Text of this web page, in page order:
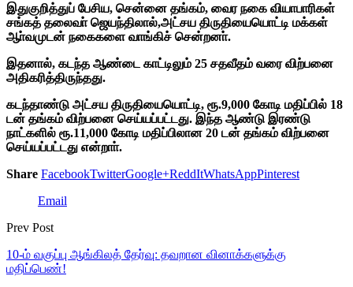
இதுகுறித்துப் பேசிய, சென்னை தங்கம், வைர நகை வியாபாரிகள்
சங்கத் தலைவா் ஜெயந்திலால்,அட்சய திருதியையொட்டி மக்கள்
ஆா்வமுடன் நகைகளை வாங்கிச் சென்றனா்.
இதனால், கடந்த ஆண்டை காட்டிலும் 25 சதவீதம் வரை விற்பனை
அதிகரித்திருந்தது.
கடந்தாண்டு அட்சய திருதியையொட்டி, ரூ.9,000 கோடி மதிப்பில் 18
டன் தங்கம் விற்பனை செய்யப்பட்டது. இந்த ஆண்டு இரண்டு
நாட்களில் ரூ.11,000 கோடி மதிப்பிலான 20 டன் தங்கம் விற்பனை
செய்யப்பட்டது என்றாா்.
Share FacebookTwitterGoogle+ReddItWhatsAppPinterest
Email
Prev Post
10-ம் வகுப்பு ஆங்கிலத் தேர்வு: தவறான வினாக்களுக்கு
மதிப்பெண்!